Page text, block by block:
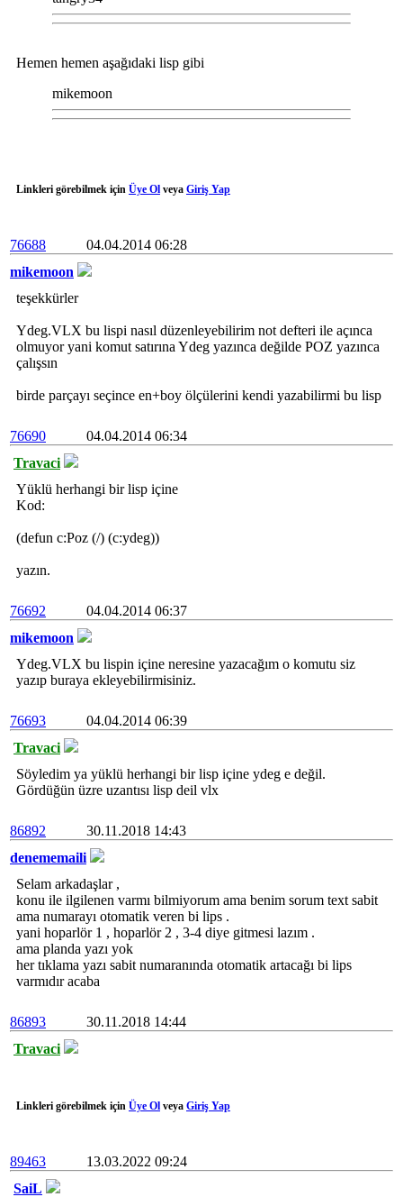
Hemen hemen aşağıdaki lisp gibi
mikemoon
Linkleri görebilmek için Üye Ol veya Giriş Yap
76688
04.04.2014 06:28
mikemoon
teşekkürler
Ydeg.VLX bu lispi nasıl düzenleyebilirim not defteri ile açınca
olmuyor yani komut satırına Ydeg yazınca değilde POZ yazınca
çalışsın
birde parçayı seçince en+boy ölçülerini kendi yazabilirmi bu lisp
76690
04.04.2014 06:34
Travaci
Yüklü herhangi bir lisp içine
Kod:
(defun c:Poz (/) (c:ydeg))
yazın.
76692
04.04.2014 06:37
mikemoon
Ydeg.VLX bu lispin içine neresine yazacağım o komutu siz
yazıp buraya ekleyebilirmisiniz.
76693
04.04.2014 06:39
Travaci
Söyledim ya yüklü herhangi bir lisp içine ydeg e değil.
Gördüğün üzre uzantısı lisp deil vlx
86892
30.11.2018 14:43
denememaili
Selam arkadaşlar ,
konu ile ilgilenen varmı bilmiyorum ama benim sorum text sabit
ama numarayı otomatik veren bi lips .
yani hoparlör 1 , hoparlör 2 , 3-4 diye gitmesi lazım .
ama planda yazı yok
her tıklama yazı sabit numaranında otomatik artacağı bi lips
varmıdır acaba
86893
30.11.2018 14:44
Travaci
Linkleri görebilmek için Üye Ol veya Giriş Yap
89463
13.03.2022 09:24
SaiL